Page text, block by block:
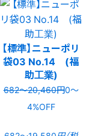
【標準】ニューポリ
袋03 No.14 (福
助工業)
682〜20,460円0〜
4%OFF